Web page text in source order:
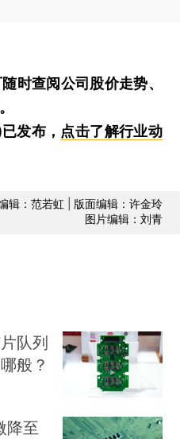
随时查阅公司股价走势、
发布， 点击了解行业动
辑：范若虹 | 版面编辑：许金玲
图片编辑：刘青
队列
般？
降至